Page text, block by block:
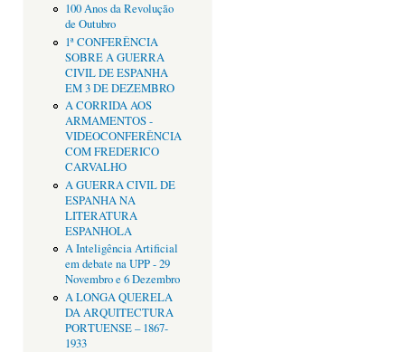
100 Anos da Revolução
de Outubro
1ª CONFERÊNCIA
SOBRE A GUERRA
CIVIL DE ESPANHA
EM 3 DE DEZEMBRO
A CORRIDA AOS
ARMAMENTOS -
VIDEOCONFERÊNCIA
COM FREDERICO
CARVALHO
A GUERRA CIVIL DE
ESPANHA NA
LITERATURA
ESPANHOLA
A Inteligência Artificial
em debate na UPP - 29
Novembro e 6 Dezembro
A LONGA QUERELA
DA ARQUITECTURA
PORTUENSE – 1867-
1933